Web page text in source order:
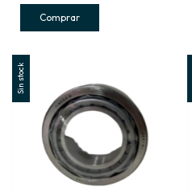
Sin stock